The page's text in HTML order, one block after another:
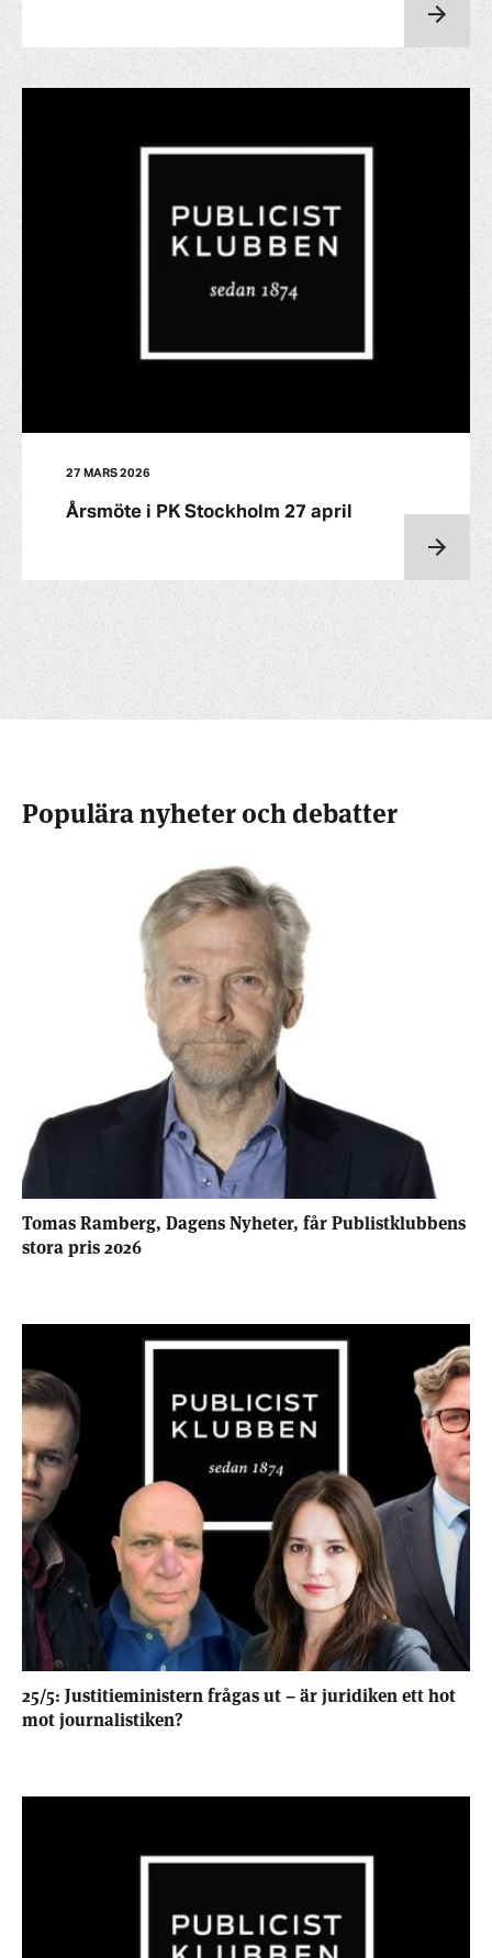
27 MARS 2026
Årsmöte i PK Stockholm 27 april
Populära nyheter och debatter
Tomas Ramberg, Dagens Nyheter, får Publistklubbens
stora pris 2026
25/5: Justitieministern frågas ut – är juridiken ett hot
mot journalistiken?